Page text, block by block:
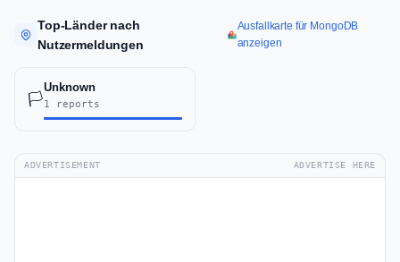
Top-Länder nach
Nutzermeldungen
Ausfallkarte für MongoDB
anzeigen
🏳️
Unknown
1 reports
ADVERTISEMENT ADVERTISE HERE